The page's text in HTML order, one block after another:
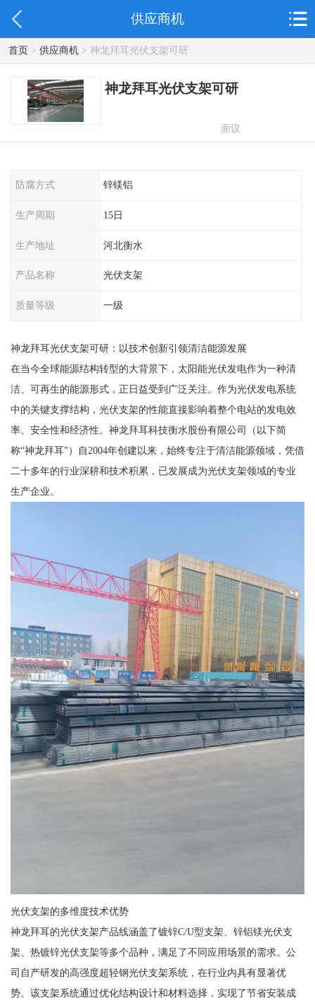
供应商机
首页> 供应商机> 神龙拜耳光伏支架可研
神龙拜耳光伏支架可研
面议
防腐方式 锌镁铝
生产周期 15日
生产地址 河北衡水
产品名称 光伏支架
质量等级 一级
神龙拜耳光伏支架可研：以技术创新引领清洁能源发展
在当今全球能源结构转型的大背景下，太阳能光伏发电作为一种清
洁、可再生的能源形式，正日益受到广泛关注。作为光伏发电系统
中的关键支撑结构，光伏支架的性能直接影响着整个电站的发电效
率、安全性和经济性。神龙拜耳科技衡水股份有限公司（以下简
称“神龙拜耳”）自2004年创建以来，始终专注于清洁能源领域，凭借
二十多年的行业深耕和技术积累，已发展成为光伏支架领域的专业
生产企业。
光伏支架的多维度技术优势
神龙拜耳的光伏支架产品线涵盖了镀锌C/U型支架、锌铝镁光伏支
架、热镀锌光伏支架等多个品种，满足了不同应用场景的需求。公
司自产研发的高强度超轻钢光伏支架系统，在行业内具有显著优
势。该支架系统通过优化结构设计和材料选择，实现了节省安装成